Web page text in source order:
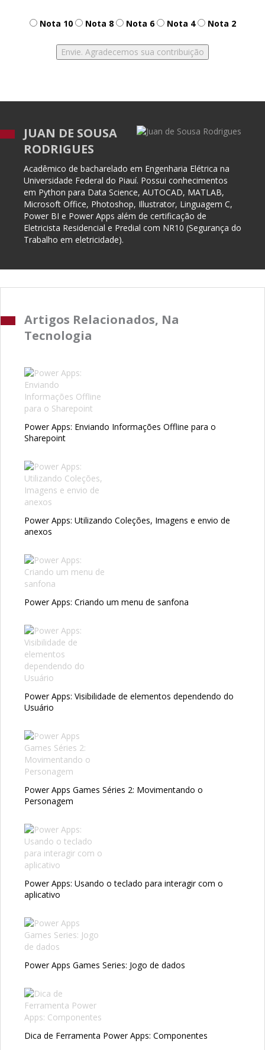
Nota 10 Nota 8 Nota 6 Nota 4 Nota 2
JUAN DE SOUSA
RODRIGUES
Acadêmico de bacharelado em Engenharia Elétrica na
Universidade Federal do Piauí. Possui conhecimentos
em Python para Data Science, AUTOCAD, MATLAB,
Microsoft Office, Photoshop, Illustrator, Linguagem C,
Power BI e Power Apps além de certificação de
Eletricista Residencial e Predial com NR10 (Segurança do
Trabalho em eletricidade).
Artigos Relacionados, Na
Tecnologia
Power Apps: Enviando Informações Offline para o
Sharepoint
Power Apps: Utilizando Coleções, Imagens e envio de
anexos
Power Apps: Criando um menu de sanfona
Power Apps: Visibilidade de elementos dependendo do
Usuário
Power Apps Games Séries 2: Movimentando o
Personagem
Power Apps: Usando o teclado para interagir com o
aplicativo
Power Apps Games Series: Jogo de dados
Dica de Ferramenta Power Apps: Componentes